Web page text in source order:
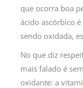
que ocorra boa
ácido ascórbico
sendo oxidada,
No que diz
mais falado é
oxidante: a